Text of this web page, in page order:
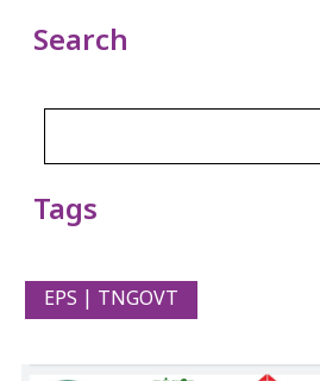
Search
Tags
EPS | TNGOVT